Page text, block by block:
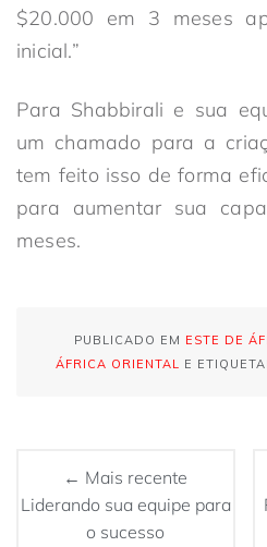
$20.000 em 3 meses
inicial.”
Para Shabbirali e sua
um chamado para a
tem feito isso de forma
para aumentar sua
meses.
PUBLICADO EM ESTE DE
ÁFRICA ORIENTAL E
← Mais recente
Liderando sua equipe para
o sucesso